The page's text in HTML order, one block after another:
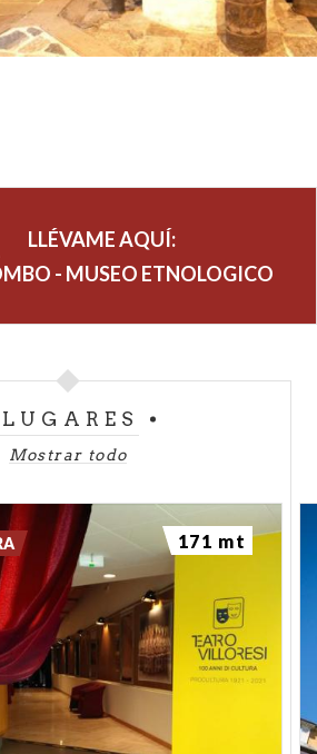
LLÉVAME AQUÍ:
- MUSEO ETNOLOGICO
LUGARES
Mostrar todo
171 mt